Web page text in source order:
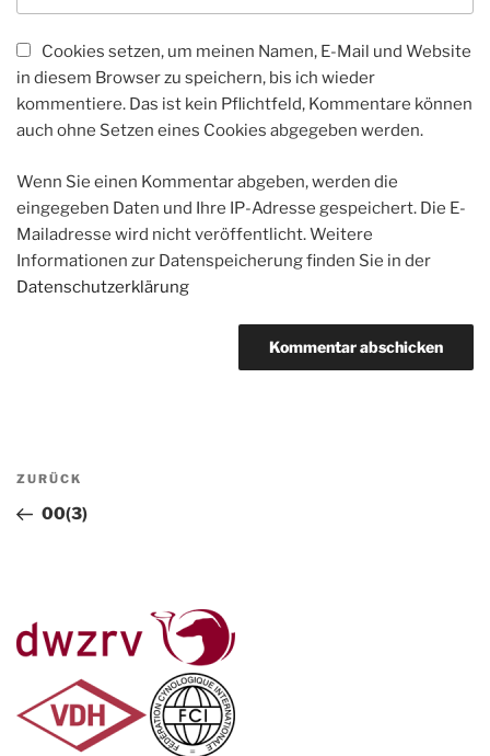
Cookies setzen, um meinen Namen, E-Mail und Website
in diesem Browser zu speichern, bis ich wieder
kommentiere. Das ist kein Pflichtfeld, Kommentare können
auch ohne Setzen eines Cookies abgegeben werden.
Wenn Sie einen Kommentar abgeben, werden die
eingegeben Daten und Ihre IP-Adresse gespeichert. Die E-
Mailadresse wird nicht veröffentlicht. Weitere
Informationen zur Datenspeicherung finden Sie in der
Datenschutzerklärung
Beitragsnavigation
Vorheriger
Beitrag
ZURÜCK
00(3)